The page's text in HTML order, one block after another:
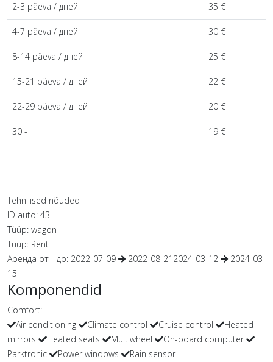
2-3 päeva / дней 35 €
4-7 päeva / дней 30 €
8-14 päeva / дней 25 €
15-21 päeva / дней 22 €
22-29 päeva / дней 20 €
30 - 19 €
Tehnilised nõuded
ID auto: 43
Tüüp: wagon
Tüüp: Rent
Аренда от - до: 2022-07-09 2022-08-21 2024-03-12
2024-03-
15
Komponendid
Comfort:
Air conditioning
Climate control Cruise control
Heated
mirrors
Heated seats Multiwheel
On-board computer
Parktronic
Power windows
Rain sensor